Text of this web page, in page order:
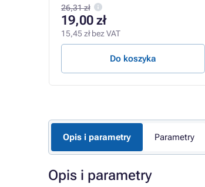
26,31 zł
19,00 zł
15,45 zł bez VAT
Do koszyka
Opis i parametry Parametry
Opis i parametry